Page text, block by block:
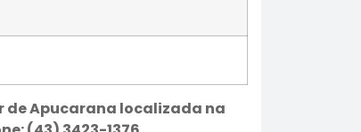
de Apucarana localizada na